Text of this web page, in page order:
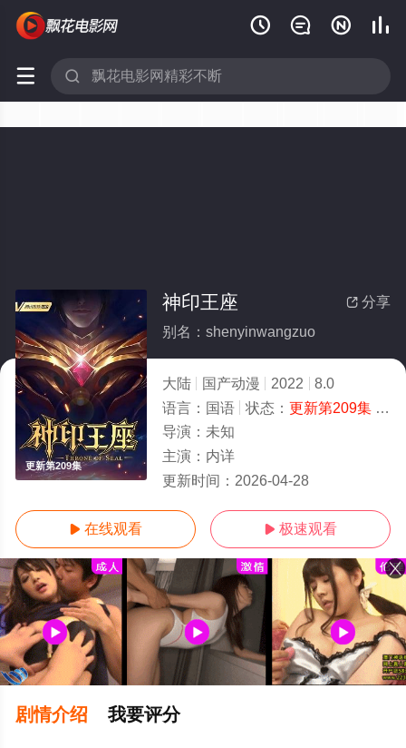
   
 
更新第209集
 分享
神印王座
别名：shenyinwangzuo
大陆 国产动漫 2022
8.0
语言： 国语 状态： 更新第209集- 免费在线观看
导演： 未知
主演： 内详
更新时间： 2026-04-28
 在线观看  极速观看
剧情介绍 我要评分